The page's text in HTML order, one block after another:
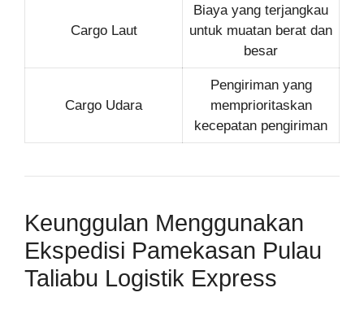
Cargo Laut
Biaya yang terjangkau
untuk muatan berat dan
besar
Cargo Udara
Pengiriman yang
memprioritaskan
kecepatan pengiriman
Keunggulan Menggunakan
Ekspedisi Pamekasan Pulau
Taliabu Logistik Express